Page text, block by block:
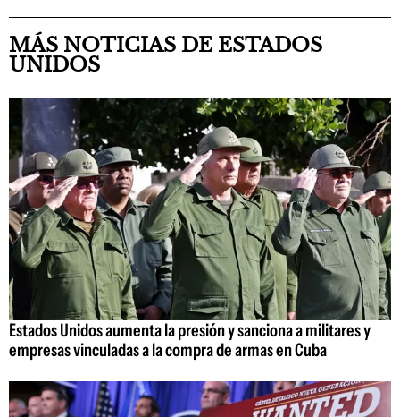
MÁS NOTICIAS DE ESTADOS
UNIDOS
Estados Unidos aumenta la presión y sanciona a militares y
empresas vinculadas a la compra de armas en Cuba